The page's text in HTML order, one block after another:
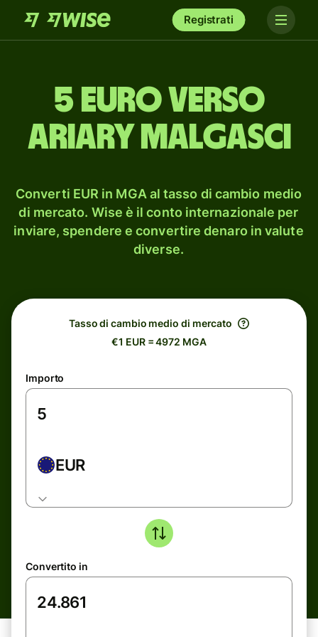
Registrati
5 euro verso
ariary malgasci
Converti EUR in MGA al tasso di cambio medio
di mercato. Wise è il conto internazionale per
inviare, spendere e convertire denaro in valute
diverse.
Tasso di cambio medio di mercato
€1 EUR = 4972 MGA
Importo
EUR
Convertito in